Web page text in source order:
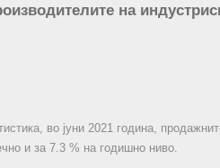
на
во јуни 2021 година,
и за 7.3 % на годишно ниво.